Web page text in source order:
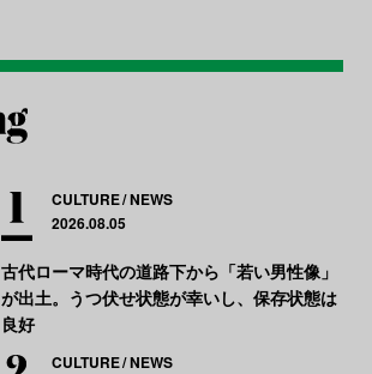
CULTURE NEWS
2026.08.05
古代ローマ時代の道路下から「若い男性像」
が出土。うつ伏せ状態が幸いし、保存状態は
良好
CULTURE NEWS